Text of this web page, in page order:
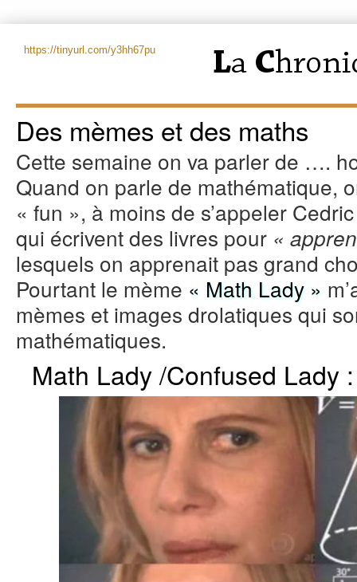
https://tinyurl.com/y3hh67pu
Des mèmes et des maths
Cette semaine on va parler de ….
Quand on parle de mathématique,
« fun », à moins de s’appeler
qui écrivent des livres pour «
lesquels on apprenait pas grand
Pourtant le mème « Math Lady »
mèmes et images drolatiques qui
mathématiques.
Math Lady /Confused Lady :